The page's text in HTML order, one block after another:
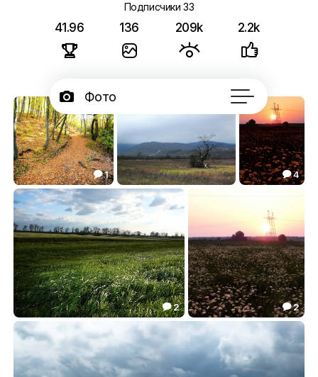
Подписчики33
41.96

136

209k

2.2k

 Фото
 Портфолио50
 Серии
 Подписчики
 Об авторе
...
Рыжина
 4.85
 1
***
2.03
 4
Устланные ветра
5.02
 2
Закатные ромашки
4.73
 2